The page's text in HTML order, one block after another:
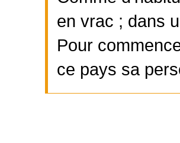
en vrac ; dans
Pour
ce pays sa